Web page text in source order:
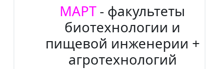
МАРТ - факультеты
биотехнологии и
пищевой инженерии +
агротехнологий